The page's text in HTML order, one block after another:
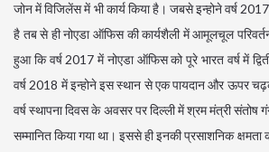
जोन में विजिलेंस में भी कार्य किया है। जबसे इन्होने वर्ष 2017
है तब से ही नोएडा ऑफिस की कार्यशैली में आमूलचूल
हुआ कि वर्ष 2017 में नोएडा ऑफिस को पूरे भारत वर्ष में
वर्ष 2018 में इन्होने इस स्थान से एक पायदान और ऊपर
वर्ष स्थापना दिवस के अवसर पर दिल्ली में श्रम मंत्री संतोष
सम्मानित किया गया था। इससे ही इनकी प्रसाशनिक क्षमता